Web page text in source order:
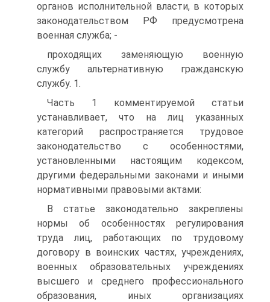
органов исполнительной власти, в которых
законодательством РФ предусмотрена
военная служба; -
проходящих заменяющую военную
службу альтернативную гражданскую
службу. 1.
Часть 1 комментируемой статьи
устанавливает, что на лиц указанных
категорий распространяется трудовое
законодательство с особенностями,
установленными настоящим кодексом,
другими федеральными законами и иными
нормативными правовыми актами:
В статье законодательно закреплены
нормы об особенностях регулирования
труда лиц, работающих по трудовому
договору в воинских частях, учреждениях,
военных образовательных учреждениях
высшего и среднего профессионального
образования, иных организациях